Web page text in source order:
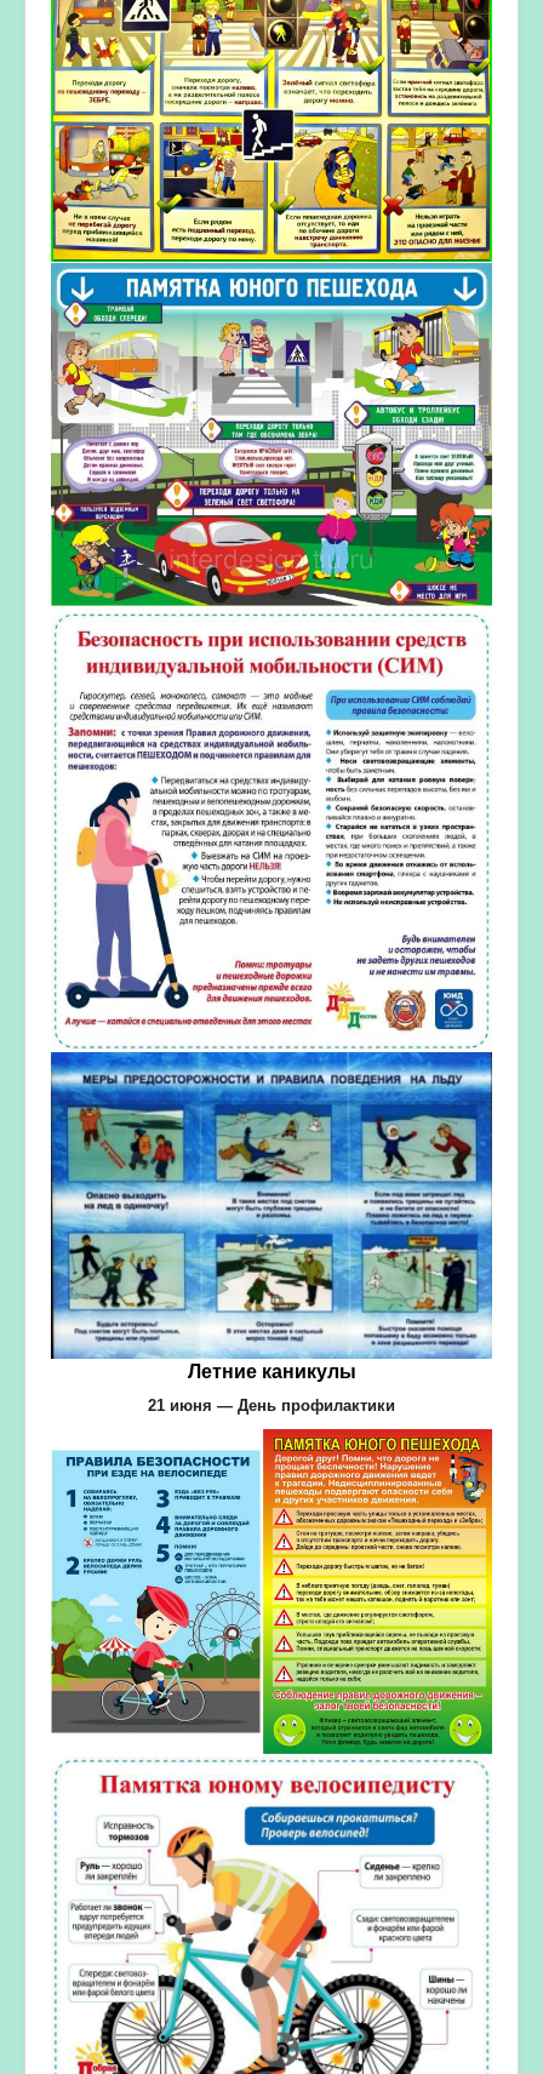
Летние каникулы
21 июня — День профилактики